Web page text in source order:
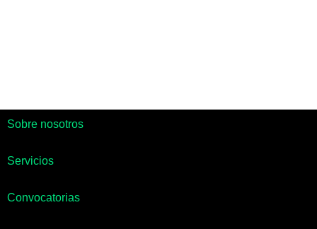
Sobre nosotros
Servicios
Convocatorias